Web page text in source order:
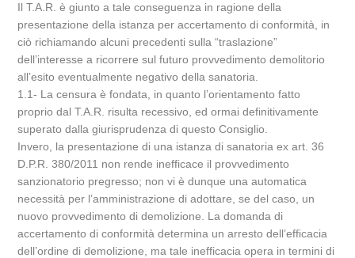
Il T.A.R. è giunto a tale conseguenza in ragione della
presentazione della istanza per accertamento di conformità, in
ciò richiamando alcuni precedenti sulla “traslazione”
dell’interesse a ricorrere sul futuro provvedimento demolitorio
all’esito eventualmente negativo della sanatoria.
1.1- La censura è fondata, in quanto l’orientamento fatto
proprio dal T.A.R. risulta recessivo, ed ormai definitivamente
superato dalla giurisprudenza di questo Consiglio.
Invero, la presentazione di una istanza di sanatoria ex art. 36
D.P.R. 380/2011 non rende inefficace il provvedimento
sanzionatorio pregresso; non vi è dunque una automatica
necessità per l’amministrazione di adottare, se del caso, un
nuovo provvedimento di demolizione. La domanda di
accertamento di conformità determina un arresto dell’efficacia
dell’ordine di demolizione, ma tale inefficacia opera in termini di